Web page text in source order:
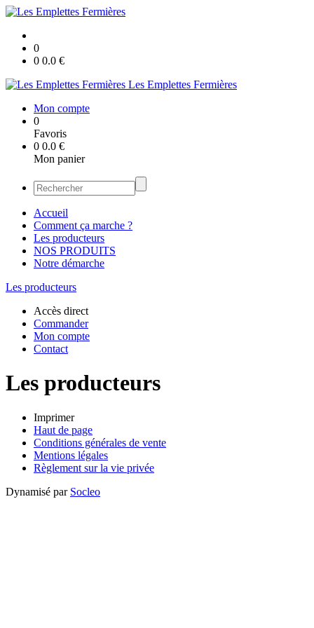
0
0 0.0 €
Les Emplettes Fermières
Mon compte
0
Favoris
0 0.0 €
Mon panier
Accueil
Comment ça marche ?
Les producteurs
NOS PRODUITS
Notre démarche
Les producteurs
Accès direct
Commander
Mon compte
Contact
Les producteurs
Imprimer
Haut de page
Conditions générales de vente
Mentions légales
Règlement sur la vie privée
Dynamisé par Socleo